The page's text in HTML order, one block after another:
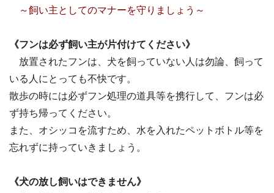
～飼い主としてのマナーを守りましょう～
《フンは必ず飼い主が片付けてください》
放置されたフンは、犬を飼っていない人は勿論、飼って
いる人にとっても不快です。
散歩の時には必ずフン処理の道具等を携行して、フンは必
ず持ち帰ってください。
また、オシッコを流すため、水を入れたペットボトル等を
忘れずに持っていきましょう。
《犬の放し飼いはできません》